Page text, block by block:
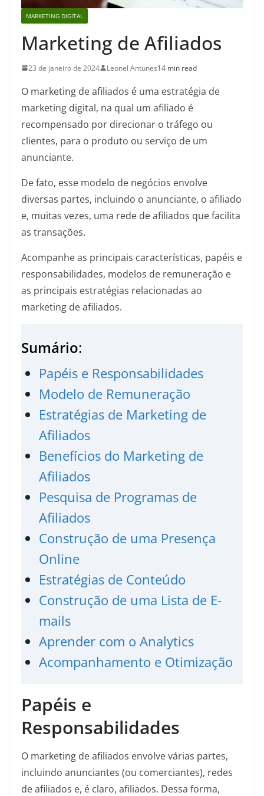
MARKETING DIGITAL
Marketing de Afiliados
23 de janeiro de 2024 Leonel Antunes14 min read
O marketing de afiliados é uma estratégia de
marketing digital, na qual um afiliado é
recompensado por direcionar o tráfego ou
clientes, para o produto ou serviço de um
anunciante.
De fato, esse modelo de negócios envolve
diversas partes, incluindo o anunciante, o afiliado
e, muitas vezes, uma rede de afiliados que facilita
as transações.
Acompanhe as principais características, papéis e
responsabilidades, modelos de remuneração e
as principais estratégias relacionadas ao
marketing de afiliados.
Sumário:
Papéis e Responsabilidades
Modelo de Remuneração
Estratégias de Marketing de
Afiliados
Benefícios do Marketing de
Afiliados
Pesquisa de Programas de
Afiliados
Construção de uma Presença
Online
Estratégias de Conteúdo
Construção de uma Lista de E-
mails
Aprender com o Analytics
Acompanhamento e Otimização
Papéis e
Responsabilidades
O marketing de afiliados envolve várias partes,
incluindo anunciantes (ou comerciantes), redes
de afiliados e, é claro, afiliados. Dessa forma,